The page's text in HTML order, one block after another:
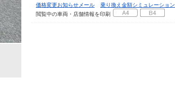
価格変更お知らせメール
乗り換え金額シミュレーション
閲覧中の車両・店舗情報を印刷